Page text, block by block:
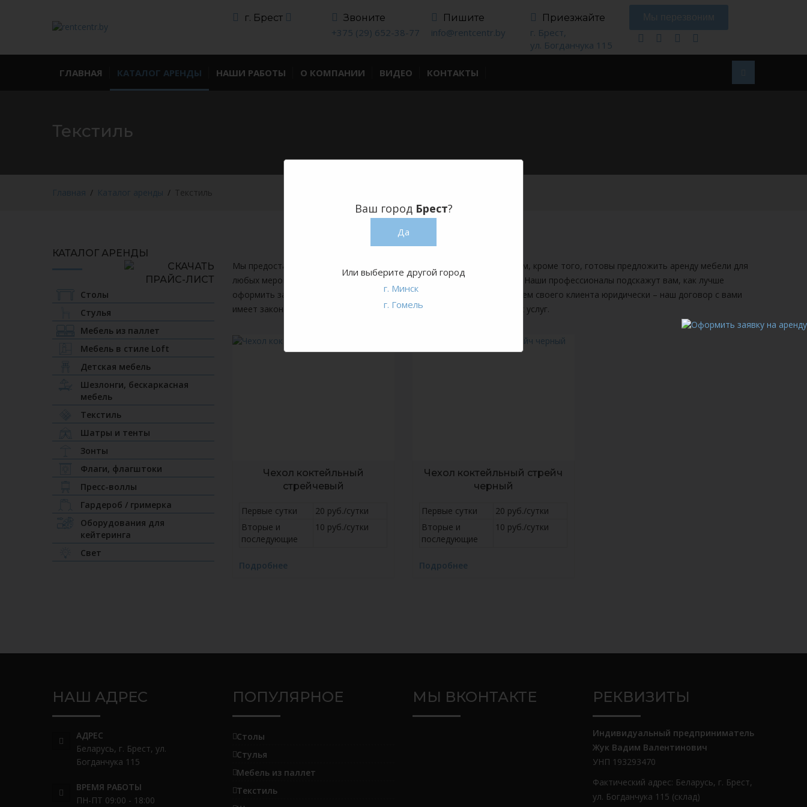
г. Брест Звоните
+375 (29) 652-38-77
Пишите
info@rentcentr.by
Приезжайте
г. Брест,
ул. Богданчука 115
ГЛАВНАЯ КАТАЛОГ АРЕНДЫ НАШИ РАБОТЫ О КОМПАНИИ ВИДЕО КОНТАКТЫ
Текстиль
Главная Каталог аренды Текстиль
КАТАЛОГ АРЕНДЫ
Столы
Стулья
Мебель из паллет
Мебель в стиле Loft
Детская мебель
Шезлонги, бескаркасная
мебель
Текстиль
Шатры и тенты
Зонты
Флаги, флагштоки
Пресс-воллы
Гардероб / гримерка
Оборудования для
кейтеринга
Свет
Мы предоставляем аренду банкетного текстиля по приемлемым ценам, кроме того, готовы предложить аренду мебели для
любых мероприятий, шатров для свадеб и пикников, и многое другое. Наши профессионалы подскажут вам, как лучше
оформить зал, чтобы вписаться в концепцию торжества. Мы защищаем своего клиента юридически – наш договор с вами
имеет законную силу и является гарантом качества предоставляемых услуг.
Чехол коктейльный
стрейчевый
Первые сутки
20 руб./сутки
Вторые и
последующие
10 руб./сутки
Подробнее
Чехол коктейльный стрейч
черный
Первые сутки
20 руб./сутки
Вторые и
последующие
10 руб./сутки
Подробнее
НАШ АДРЕС
АДРЕС
Беларусь, г. Брест, ул.
Богданчука 115
ВРЕМЯ РАБОТЫ
ПН-ПТ 09:00 - 18:00
ПОПУЛЯРНОЕ
Столы
Стулья
Мебель из паллет
Текстиль
МЫ ВКОНТАКТЕ РЕКВИЗИТЫ
Индивидуальный предприниматель
Жук Вадим Валентинович
УНП 193293470
Фактический адрес: Беларусь, г. Брест,
ул. Богданчука 115 (склад)
Ваш город Брест?
Да
Или выберите другой город
г. Минск
г. Гомель